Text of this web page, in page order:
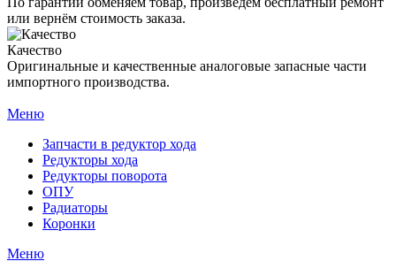
или вернём стоимость заказа.
Качество
Оригинальные и качественные аналоговые запасные части
импортного производства.
Меню
Запчасти в редуктор хода
Редукторы хода
Редукторы поворота
ОПУ
Радиаторы
Коронки
Меню